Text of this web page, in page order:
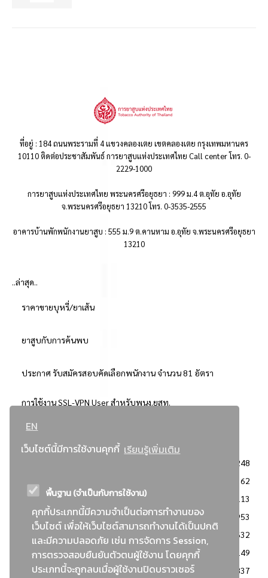
EN
เว็บไซต์นี้มีการใช้งานคุกกี้ เรียนรู้เพิ่มเติม
พื้นฐาน (จำเป็นกับการใช้งาน)
คุกกี้ประเภทนี้มีความจำเป็นต่อการทำงานของ
เว็บไซต์ เพื่อให้เว็บไซต์สามารถทำงานได้เป็นปกติ
และมีความปลอดภัย เช่น การจัดการ Session,
การตรวจสอบยืนยันตัวตนผู้ใช้งาน โดยคุกกี้
ประเภทนี้จะถูกลบเมื่อผู้ใช้งานปิดบราวเซอร์
ที่อยู่ : 184 ถนนพระรามที่ 4 แขวงคลองเตย เขตคลองเตย กรุงเทพมหานคร
10110 ติดต่อประชาสัมพันธ์ การยาสูบแห่งประเทศไทย Call center โทร. 0-
2229-1000
การยาสูบแห่งประเทศไทย พระนครศรีอยุธยา : 999 ม.4 ต.อุทัย อ.อุทัย
จ.พระนครศรีอยุธยา 13210 โทร. 0-3535-2555
อาคารบ้านพักพนักงานยาสูบ : 555 ม.9 ต.คานหาม อ.อุทัย จ.พระนครศรีอยุธยา
13210
..ล่าสุด..
ราคาขายบุหรี่/ยาเส้น
ยาสูบกับการค้นพบ
ประกาศ รับสมัครสอบคัดเลือกพนักงาน จำนวน 81 อัตรา
การใช้งาน SSL-VPN User สำหรับพนง.ยสท.
..ยอดนิยม..
3248
2362
: วิธีเฉพาะเจาะจง
2113
ข่าวสาร/ประกาศ
1953
: เอกสารส่งเสริมความโปร่งใสในการจัดซื้อจัดจ้าง
1632
ข่าวสารจัดซื้อจัดจ้าง
1149
: แผนการจัดซื้อจัดจ้าง
837